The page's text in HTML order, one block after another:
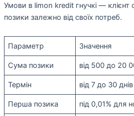
Умови в limon kredit гнучкі —
позики залежно від своїх потреб.
Параметр Значення
Сума позики від 500 до 20
Термін від 7 до 30 днів
Перша позика під 0,01% для